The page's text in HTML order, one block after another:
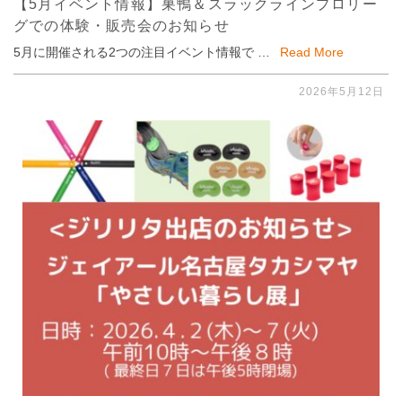
【5月イベント情報】巣鴨＆スラックラインプロリー
グでの体験・販売会のお知らせ
5月に開催される2つの注目イベント情報で … Read More
2026年5月12日